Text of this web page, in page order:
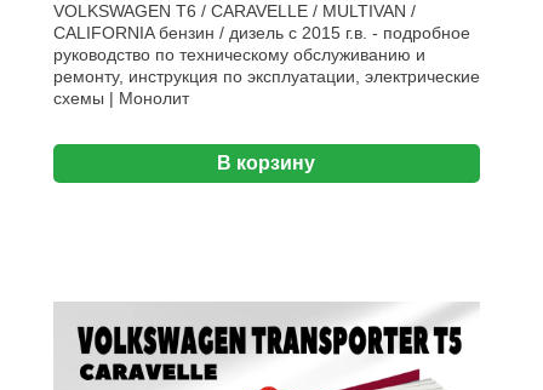
VOLKSWAGEN T6 / CARAVELLE / MULTIVAN /
CALIFORNIA бензин / дизель с 2015 г.в. - подробное
руководство по техническому обслуживанию и
ремонту, инструкция по эксплуатации, электрические
схемы | Монолит
В корзину